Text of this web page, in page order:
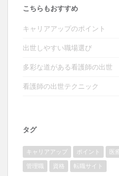
こちらもおすすめ
キャリアアップのポイント
出世しやすい職場選び
多彩な道がある看護師の出世
看護師の出世テクニック
タグ
キャリアアップ ポイント 医
管理職
資格 転職サイト